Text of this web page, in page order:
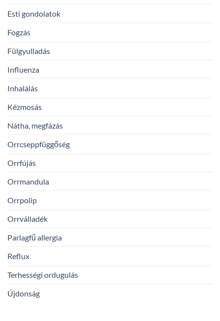
Esti gondolatok
Fogzás
Fülgyulladás
Influenza
Inhalálás
Kézmosás
Nátha, megfázás
Orrcseppfüggőség
Orrfújás
Orrmandula
Orrpolip
Orrválladék
Parlagfű allergia
Reflux
Terhességi ordugulás
Újdonság